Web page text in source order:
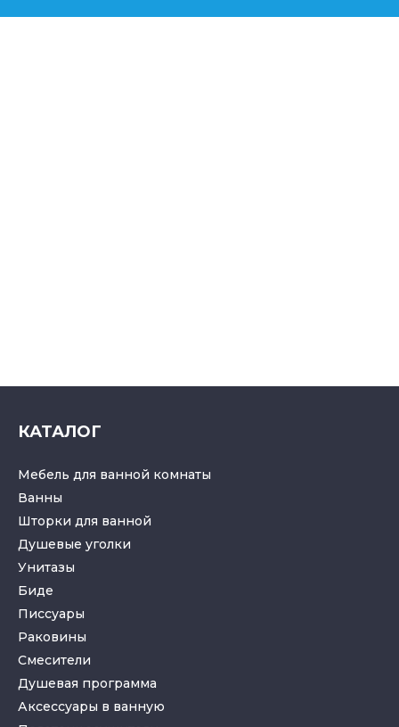
КАТАЛОГ
Мебель для ванной комнаты
Ванны
Шторки для ванной
Душевые уголки
Унитазы
Биде
Писсуары
Раковины
Смесители
Душевая программа
Аксессуары в ванную